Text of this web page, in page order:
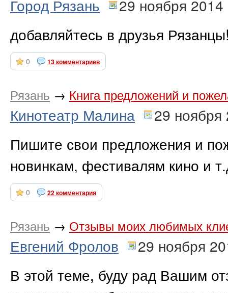
Город Рязань
29 ноября 2014
добавляйтесь в друзья
0 13 комментариев
Рязань → Книга предложений и
Кинотеатр Малина
29 ноября
Пишите свои предложения и
новинкам, фестивалям кино и
0 22 комментария
Рязань → Отзывы моих любимых
Евгений Фролов
29 ноября
В этой теме, буду рад Вашим